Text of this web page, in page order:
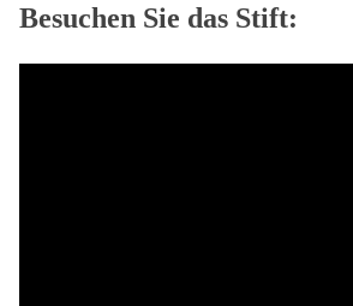
Besuchen Sie das Stift: